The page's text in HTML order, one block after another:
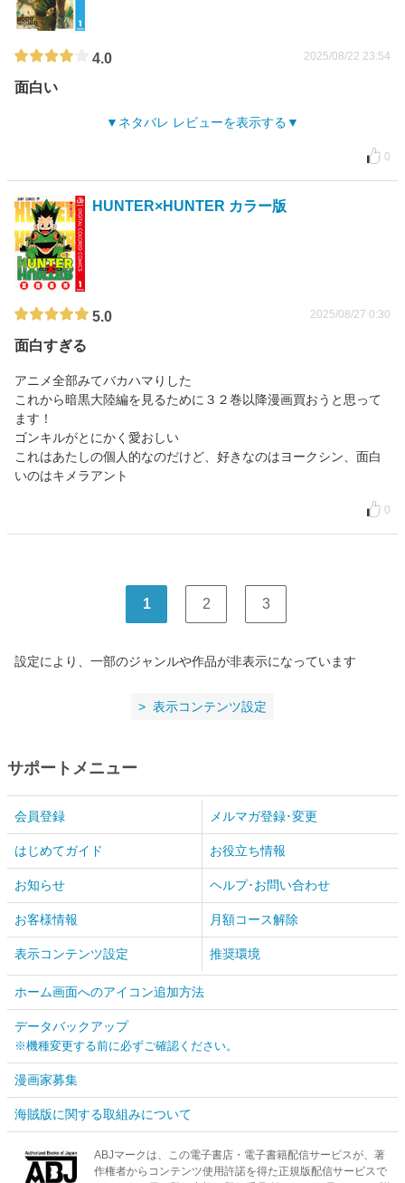
4.0 2025/08/22 23:54
面白い
ネタバレ レビューを表示する
0
HUNTER×HUNTER カラー版
5.0 2025/08/27 0:30
面白すぎる
アニメ全部みてバカハマりした
これから暗黒大陸編を見るために３２巻以降漫画買おうと思って
ます！
ゴンキルがとにかく愛おしい
これはあたしの個人的なのだけど、好きなのはヨークシン、面白
いのはキメラアント
0
1 2 3
設定により、一部のジャンルや作品が非表示になっています
表示コンテンツ設定
サポートメニュー
会員登録 メルマガ登録･変更
はじめてガイド お役立ち情報
お知らせ ヘルプ･お問い合わせ
お客様情報 月額コース解除
表示コンテンツ設定 推奨環境
ホーム画面へのアイコン追加方法
データバックアップ
※機種変更する前に必ずご確認ください。
漫画家募集
海賊版に関する取組みについて
ABJマークは、この電子書店・電子書籍配信サービスが、著
作権者からコンテンツ使用許諾を得た正規版配信サービスで